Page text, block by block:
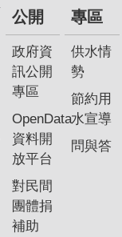
公開
政府資
訊公開
專區
OpenData
資料開
放平台
對民間
團體捐
補助
專區
供水情
勢
節約用
水宣導
問與答